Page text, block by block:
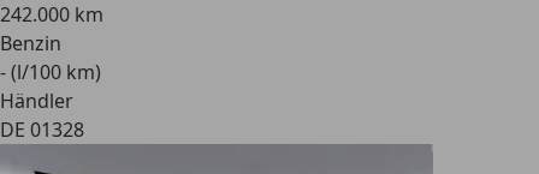
242.000 km
Benzin
- (l/100 km)
Händler
DE 01328